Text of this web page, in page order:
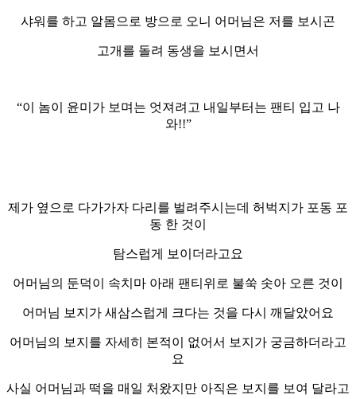
샤워를 하고 알몸으로 방으로 오니 어머님은 저를 보시곤
고개를 돌려 동생을 보시면서
“이 놈이 윤미가 보며는 엇져려고 내일부터는 팬티 입고 나
와!!”
제가 옆으로 다가가자 다리를 벌려주시는데 허벅지가 포동 포
동 한 것이
탐스럽게 보이더라고요
어머님의 둔덕이 속치마 아래 팬티위로 불쑥 솟아 오른 것이
어머님 보지가 새삼스럽게 크다는 것을 다시 깨달았어요
어머님의 보지를 자세히 본적이 없어서 보지가 궁금하더라고
요
사실 어머님과 떡을 매일 처왔지만 아직은 보지를 보여 달라고